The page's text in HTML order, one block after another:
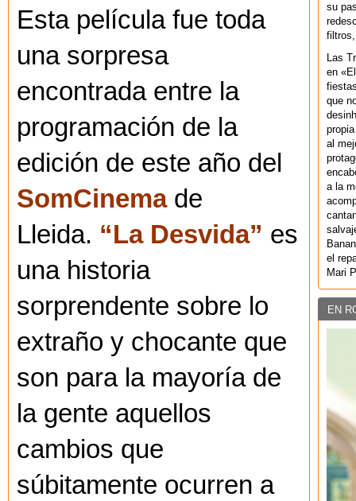
Esta película fue toda
una sorpresa
encontrada entre la
programación de la
edición de este año del
SomCinemade
Lleida. “La Desvida” es
una historia
sorprendente sobre lo
extraño y chocante que
son para la mayoría de
la gente aquellos
cambios que
súbitamente ocurren a
su
filtros,
Las
en
que
al
a la
el
Mari
EN